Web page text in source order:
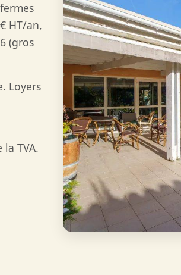
HT/an,
(gros
Loyers
TVA.